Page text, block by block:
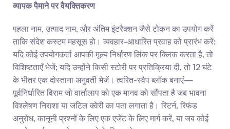
व्यापक पैमाने पर वैयक्तिकरण
पहला नाम, उत्पाद नाम, और अंतिम इंटरैक्शन जैसे टोकन का उपयोग करें
ताकि संदेश कस्टम महसूस हो। व्यवहार-आधारित प्रवाह को प्रारंभ करें:
यदि कोई उपयोगकर्ता आपकी मूल्य निर्धारण लिंक पर क्लिक करता है, तो
विशिष्टताएँ भेजें; यदि उन्होंने किसी स्टोरी पर प्रतिक्रिया दी, तो 12 घंटे
के भीतर एक दोस्ताना अनुवर्ती भेजें। त्वरित-स्वैप ब्लॉक बनाएं—
पूर्वनिर्धारित विराम जो वार्तालाप को एक मानव को सौंपता है जब भावना
विश्लेषण निराशा या जटिल क्वेरी का पता लगाता है। रिटर्न, रिफंड
अनुरोध, कानूनी प्रश्नों के लिए एक एजेंट के लिए मार्ग करें, या जब कोई